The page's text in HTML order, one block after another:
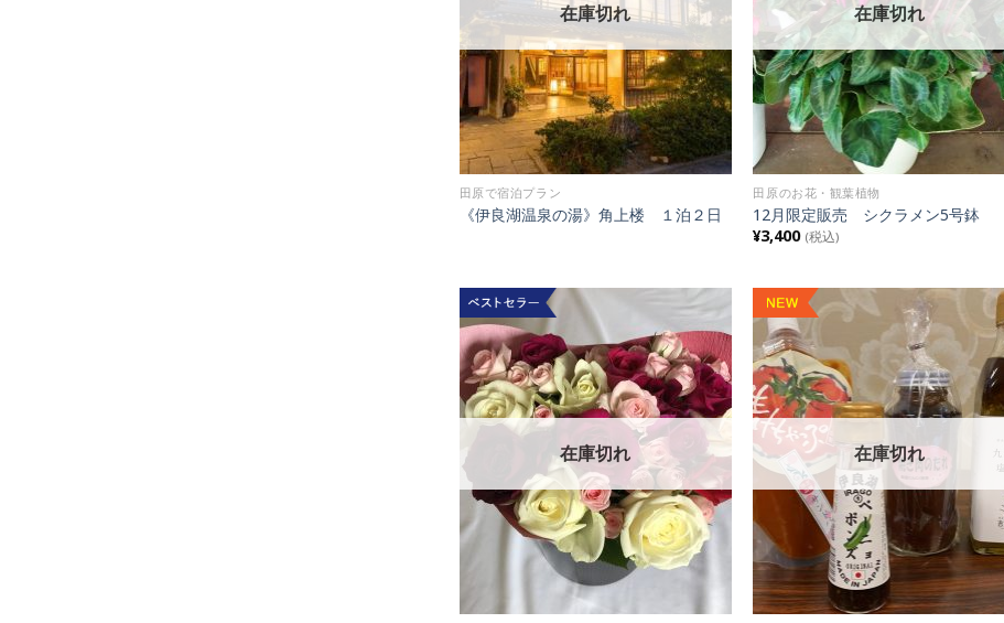
在庫切れ
田原で宿泊プラン
《伊良湖温泉の湯》角上楼 １泊２日
在庫切れ
田原のお花・観葉植物
12月限定販売 シクラメン5号鉢
¥3,400 (税込)
Add to
Wishlist
在庫切れ
Add to
Wishlist
在庫切れ